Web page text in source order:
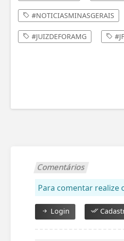
#NOTICIASMINASGERAIS
#JUIZDEFORAMG #JF
Comentários
Para comentar realize
Login